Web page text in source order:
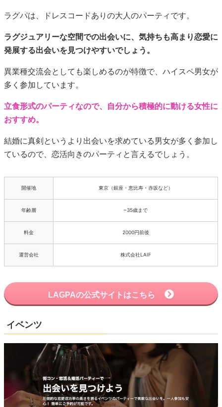
ラグパは、ドレスコードありの大人のパーティです。
ラグジュアリーな空間での出会いに、気持ちも高まり恋愛に
発展する出会いを見つけやすいでしょう。
異業種交流会としても楽しめるのが特徴で、ハイスペ男女が
多く参加しています。
立食形式のパーティなので、自分から積極的に動ける女性に
おすすめ。
結婚に真剣というより出会いを求めている男女が多く参加し
ているので、恋活向きのパーティと言えるでしょう。
開催地 東京（銀座・恵比寿・赤坂など）
年齢層 ~35歳まで
料金 2000円前後
運営会社 株式会社LAIF
LAGPAの公式サイトはこちら
イベンツ